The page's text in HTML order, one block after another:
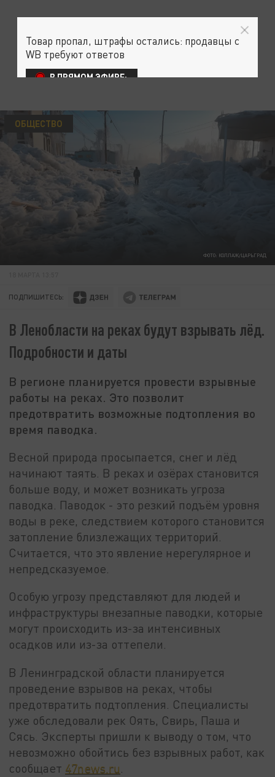
ФОТО: КОЛЛАЖ/ЦАРЬГРАД
ОБЩЕСТВО
ПОДПИШИТЕСЬ:
В Ленобласти на реках будут взрывать лёд.
Подробности и даты
В регионе планируется провести взрывные
работы на реках. Это позволит
предотвратить возможные подтопления во
время паводка.
Весной природа просыпается, снег и лёд
начинают таять. В реках и озёрах становится
больше воду, и может возникать угроза
паводка. Паводок - это резкий подъём уровня
воды в реке, следствием которого становится
затопление близлежащих территорий.
Считается, что это явление нерегулярное и
непредсказуемое.
Особую угрозу представляют для людей и
инфраструктуры внезапные паводки, которые
могут происходить из-за интенсивных
осадков или из-за оттепели.
В Ленинградской области планируется
проведение взрывов на реках, чтобы
предотвратить подтопления. Специалисты
уже обследовали рек Оять, Свирь, Паша и
Сясь. Эксперты пришли к выводу о том, что
невозможно обойтись без взрывных работ, как
сообщает 47news.ru
Товар пропал, штрафы остались: продавцы с
WB требуют ответов
В ПРЯМОМ ЭФИРЕ: